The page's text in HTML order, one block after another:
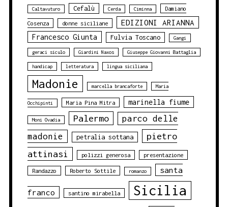
Caltavuturo Cefalù Cerda Ciminna Damiano
Cosenza donne siciliane EDIZIONI ARIANNA
Francesco Giunta Fulvia Toscano Gangi
geraci siculo Giardini Naxos Giuseppe Giovanni Battaglia
handicap letteratura lingua siciliana
Madonie marcella brancaforte Maria
Occhipinti Maria Pina Mitra marinella fiume
Moni Ovadia Palermo
parco delle
madonie
petralia sottana
pietro
attinasi
polizzi generosa presentazione
Randazzo Roberto Sottile romanzo santa
franco santino mirabella Sicilia